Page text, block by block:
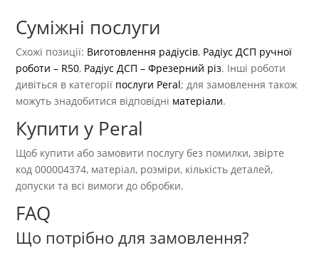
Суміжні послуги
Схожі позиції: Виготовлення радіусів, Радіус ДСП ручної
роботи – R50, Радіус ДСП – Фрезерний різ. Інші роботи
дивіться в категорії послуги Peral; для замовлення також
можуть знадобитися відповідні матеріали.
Купити у Peral
Щоб купити або замовити послугу без помилки, звірте
код 000004374, матеріал, розміри, кількість деталей,
допуски та всі вимоги до обробки.
FAQ
Що потрібно для замовлення?